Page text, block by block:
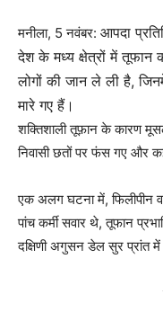
मनीला, 5 नवंबर: आपदा
देश के मध्य क्षेत्रों में
लोगों की जान ले ली है,
मारे गए हैं।
शक्तिशाली तूफ़ान के कारण
निवासी छतों पर फंस गए और
एक अलग घटना में, फिलीपीन
पांच कर्मी सवार थे, तूफान
दक्षिणी अगुसन डेल सुर प्रांत में